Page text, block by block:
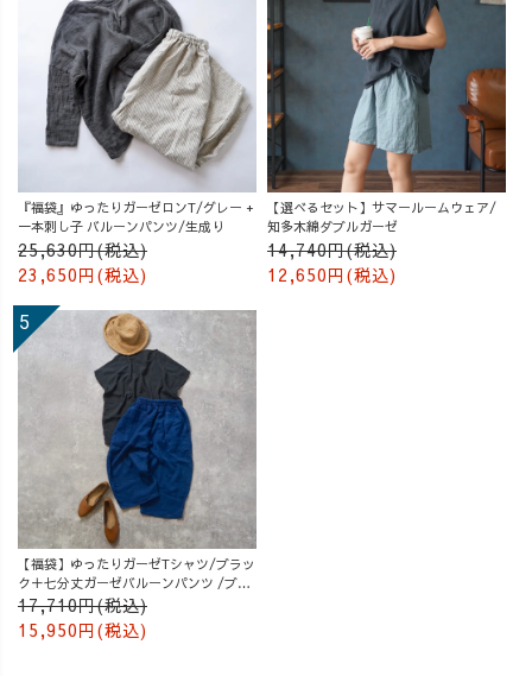
『福袋』ゆったりガーゼロンT/グレー +
一本刺し子 バルーンパンツ/生成り
25,630円(税込)
23,650円(税込)
【選べるセット】サマールームウェア/
知多木綿ダブルガーゼ
14,740円(税込)
12,650円(税込)
【福袋】ゆったりガーゼTシャツ/ブラッ
ク＋七分丈ガーゼバルーンパンツ /ブル
ー
17,710円(税込)
15,950円(税込)